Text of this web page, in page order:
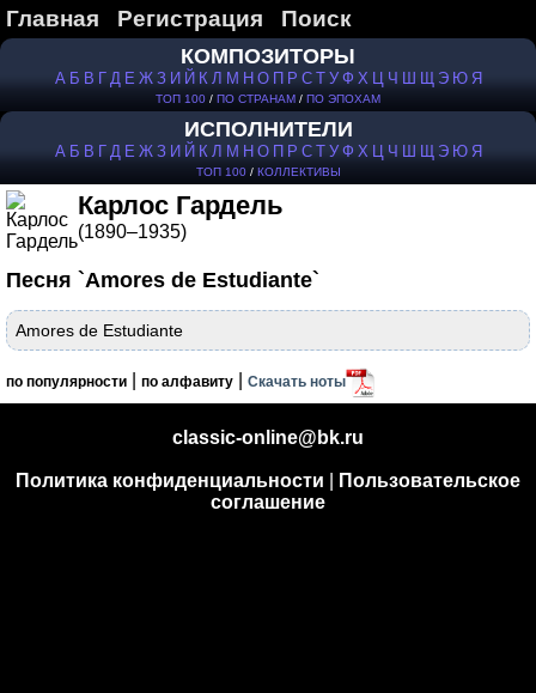
Главная Регистрация Поиск
КОМПОЗИТОРЫ
А Б В Г Д Е Ж З И Й К Л М Н О П Р С Т У Ф Х Ц Ч Ш Щ Э Ю Я
ТОП 100 / ПО СТРАНАМ / ПО ЭПОХАМ
ИСПОЛНИТЕЛИ
А Б В Г Д Е Ж З И Й К Л М Н О П Р С Т У Ф Х Ц Ч Ш Щ Э Ю Я
ТОП 100/ КОЛЛЕКТИВЫ
Карлос Гардель
(1890–1935)
Песня `Amores de Estudiante`
Amores de Estudiante
по популярности по алфавиту Скачать ноты
classic-online@bk.ru
Политика конфиденциальности
Пользовательское
соглашение